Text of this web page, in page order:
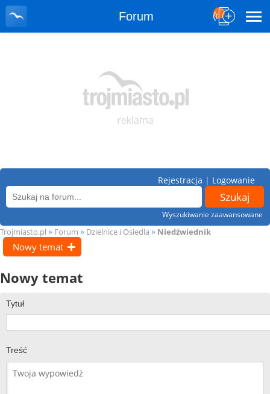
Forum
Wyszukiwanie zaawansowane
Rejestracja | Logowanie
Trojmiasto.pl » Forum » Dzielnice i Osiedla » Niedźwiednik
Nowy temat
Nowy temat
Tytuł
Treść